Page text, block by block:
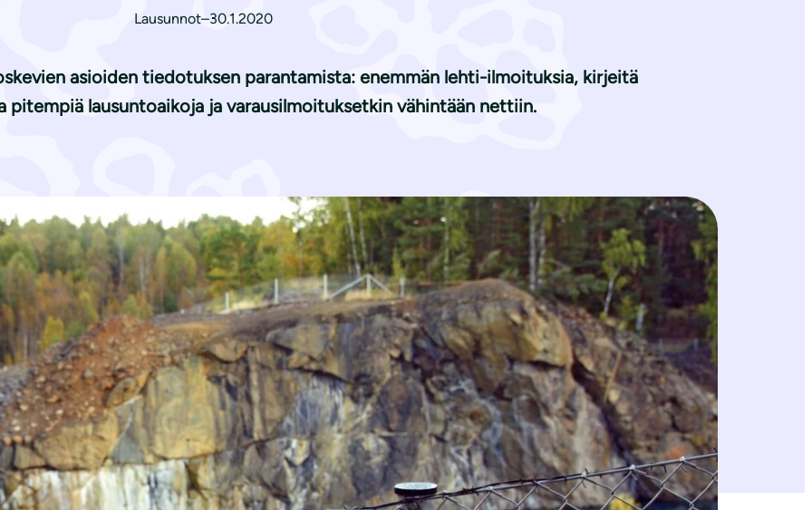
Lausunnot–30.1.2020
asioiden tiedotuksen parantamista: enemmän lehti-ilmoituksia, kirjeitä
pitempiä lausuntoaikoja ja varausilmoituksetkin vähintään nettiin.